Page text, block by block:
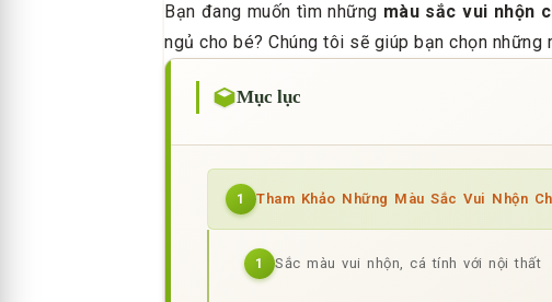
Bạn đang muốn tìm những màu sắc vui nhộn
ngủ cho bé? Chúng tôi sẽ giúp bạn chọn
Mục lục
1 Tham Khảo Những Màu Sắc Vui Nhộn
1 Sắc màu vui nhộn, cá tính với nội thất